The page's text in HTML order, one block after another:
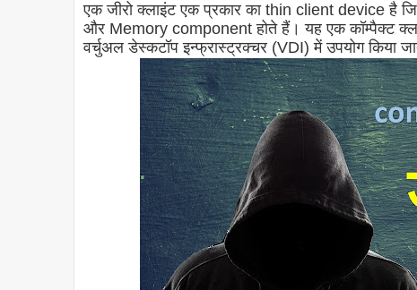
एकजीरोक्लाइंट एक प्रकार का thin client device है
और Memory component होते हैं। यह एक कॉम्पैक्ट
वर्चुअल डेस्कटॉप इन्फ्रास्ट्रक्चर (VDI) में उपयोग किया